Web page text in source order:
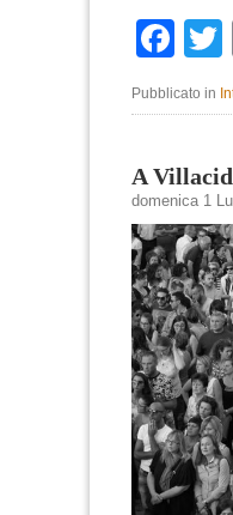
Pubblicato in
A
domenica 1